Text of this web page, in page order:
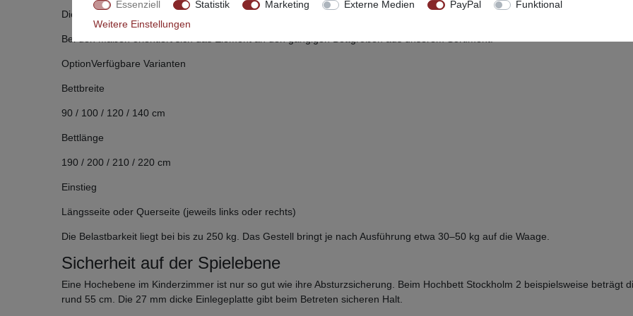
Die Holzbehandlung erfolgt ausschließlich mit Wasserlacken und pflanzlichen Ölen, kein Schnellchemie-Finish, das nach
Bei den Maßen orientiert sich das Element an den gängigen Bettgrößen aus unserem Sortiment:
OptionVerfügbare Varianten
Bettbreite
90 / 100 / 120 / 140 cm
Bettlänge
190 / 200 / 210 / 220 cm
Einstieg
Längsseite oder Querseite (jeweils links oder rechts)
Die Belastbarkeit liegt bei bis zu 250 kg. Das Gestell bringt je nach Ausführung etwa 30–50 kg auf die Waage.
Sicherheit auf der Spielebene
Eine Hochebene im Kinderzimmer ist nur so gut wie ihre Absturzsicherung. Beim Hochbett Stockholm 2 beispielsweise beträgt
rund 55 cm. Die 27 mm dicke Einlegeplatte gibt beim Betreten sicheren Halt.
Essenziell Statistik Marketing Externe Medien PayPal
Funktional
Weitere Einstellungen